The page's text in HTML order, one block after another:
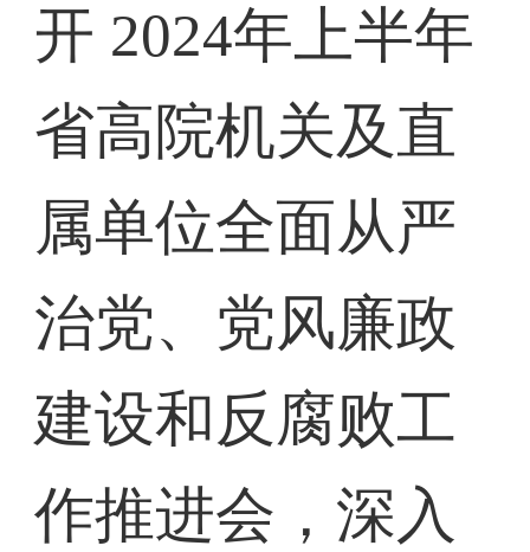
开 2024年上半年
省高院机关及直
属单位全面从严
治党、党风廉政
建设和反腐败工
作推进会，深入